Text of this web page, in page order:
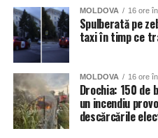
MOLDOVA 16 ore
Spulberată pe
taxi în timp ce
MOLDOVA 16 ore
Drochia: 150 de
un incendiu
descărcările